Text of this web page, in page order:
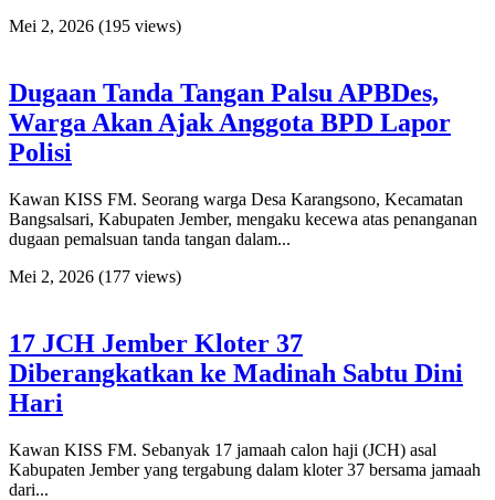
Mei 2, 2026 (195 views)
Dugaan Tanda Tangan Palsu APBDes,
Warga Akan Ajak Anggota BPD Lapor
Polisi
Kawan KISS FM. Seorang warga Desa Karangsono, Kecamatan
Bangsalsari, Kabupaten Jember, mengaku kecewa atas penanganan
dugaan pemalsuan tanda tangan dalam...
Mei 2, 2026 (177 views)
17 JCH Jember Kloter 37
Diberangkatkan ke Madinah Sabtu Dini
Hari
Kawan KISS FM. Sebanyak 17 jamaah calon haji (JCH) asal
Kabupaten Jember yang tergabung dalam kloter 37 bersama jamaah
dari...